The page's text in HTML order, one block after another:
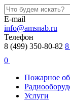
E-mail
info@amsnab.ru
Телефон
8 (499) 350-80-82
0
Пожарное
Услуги